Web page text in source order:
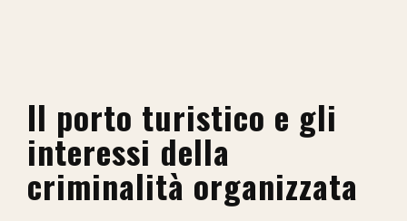
Il porto turistico e gli
interessi della
criminalità organizzata